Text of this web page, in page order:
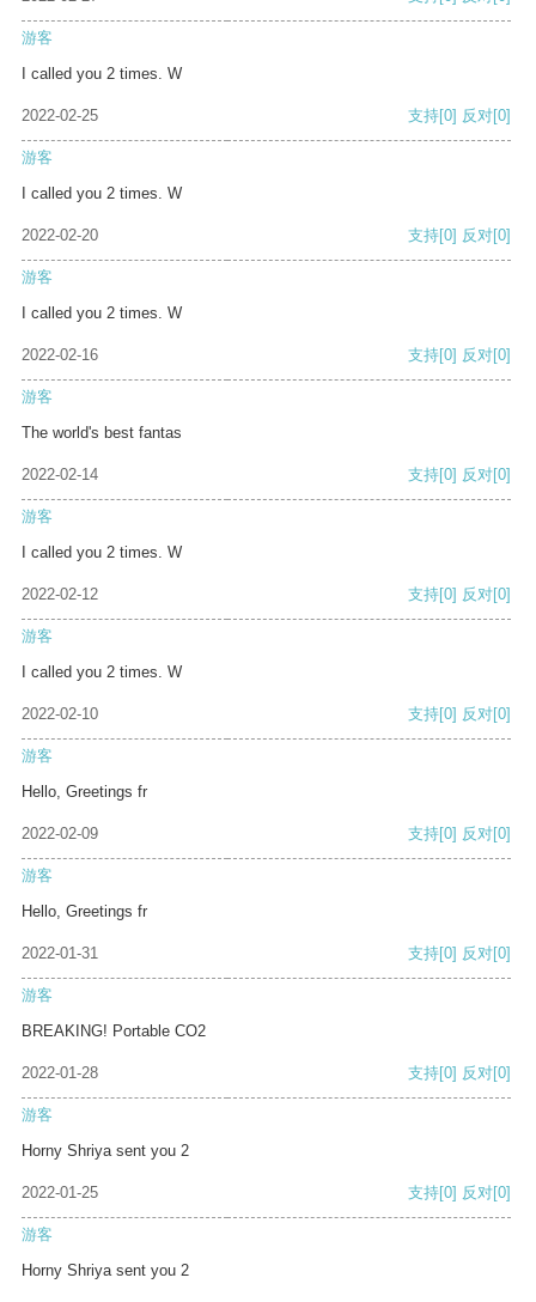
游客
I called you 2 times. W
2022-02-25 支持[0] 反对[0]
游客
I called you 2 times. W
2022-02-20 支持[0] 反对[0]
游客
I called you 2 times. W
2022-02-16 支持[0] 反对[0]
游客
The world's best fantas
2022-02-14 支持[0] 反对[0]
游客
I called you 2 times. W
2022-02-12 支持[0] 反对[0]
游客
I called you 2 times. W
2022-02-10 支持[0] 反对[0]
游客
Hello, Greetings fr
2022-02-09 支持[0] 反对[0]
游客
Hello, Greetings fr
2022-01-31 支持[0] 反对[0]
游客
BREAKING! Portable CO2
2022-01-28 支持[0] 反对[0]
游客
Horny Shriya sent you 2
2022-01-25 支持[0] 反对[0]
游客
Horny Shriya sent you 2